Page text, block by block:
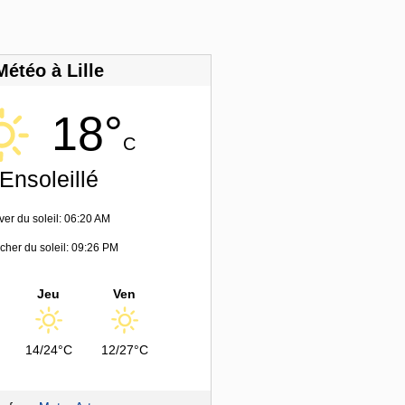
à Lille
18°C
du soleil: 06:20 AM
du soleil: 09:26 PM
Jeu
14/24°C
Ven
12/27°C